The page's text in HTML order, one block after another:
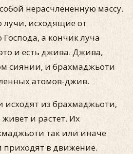
нерасчлененную массу.
лучи, исходящие от
Господа, а кончик луча
и есть джива. Джива,
сиянии, и брахмаджьоти
атомов-джив.
исходят из брахмаджьоти,
и растет. Их
так или иначе
приходят в движение.